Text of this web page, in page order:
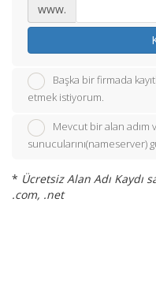
www.
Başka bir firmada
etmek istiyorum.
Mevcut bir alan adım
sunucularını(nameserver)
* Ücretsiz Alan Adı Kaydı
.com, .net